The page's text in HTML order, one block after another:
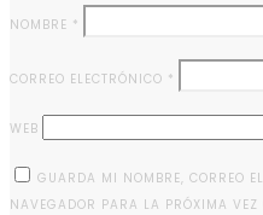
NOMBRE *
CORREO ELECTRÓNICO *
WEB
GUARDA MI NOMBRE, CORREO
NAVEGADOR PARA LA PRÓXIMA VEZ